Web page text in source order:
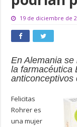
19 de diciembre de
En Alemania
la farmacéutica
anticonceptivos
Felicitas
Rohrer es
una mujer